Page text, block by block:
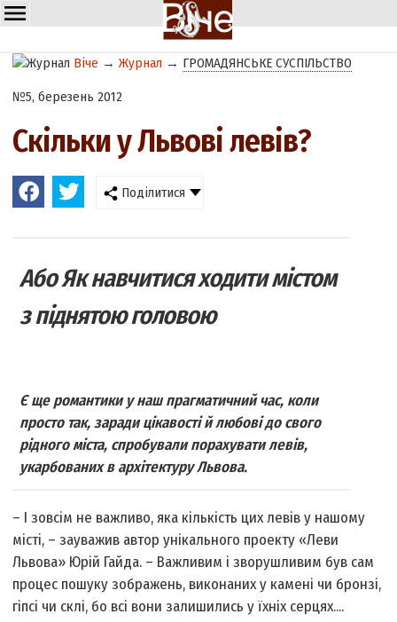
Віче →Журнал → ГРОМАДЯНСЬКЕ СУСПІЛЬСТВО
№5, березень 2012
Скільки у Львові левів?
Поділитися
Або Як навчитися ходити містом
з піднятою головою
Є ще романтики у наш прагматичний час, коли
просто так, заради цікавості й любові до свого
рідного міста, спробували порахувати левів,
укарбованих в архітектуру Львова.
– І зовсім не важливо, яка кількість цих левів у нашому
місті, – зауважив автор унікального проекту «Леви
Львова» Юрій Гайда. – Важливим і зворушливим був сам
процес пошуку зображень, виконаних у камені чи бронзі,
гіпсі чи склі, бо всі вони залишились у їхніх серцях....